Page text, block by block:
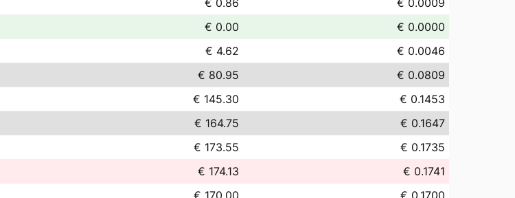
€ 0.86
€ 0.0009
€ 0.00
€ 0.0000
€ 4.62
€ 0.0046
€ 80.95
€ 0.0809
€ 145.30
€ 0.1453
€ 164.75
€ 0.1647
€ 173.55
€ 0.1735
€ 174.13
€ 0.1741
€ 170.00
€ 0.1700